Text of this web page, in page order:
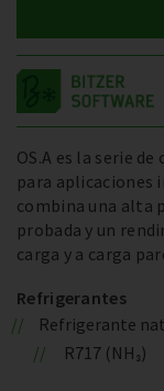
OS.A es la serie
para aplicaciones
combina una alta
probada y un
carga y a carga
Refrigerantes
Refrigerante
R717 (NH₃)